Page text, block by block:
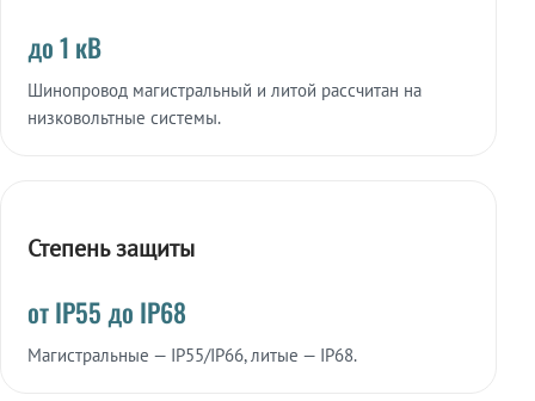
до 1 кВ
Шинопровод магистральный и литой рассчитан на
низковольтные системы.
Степень защиты
от IP55 до IP68
Магистральные — IP55/IP66, литые — IP68.